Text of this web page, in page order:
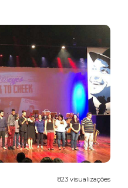
823 visualizações